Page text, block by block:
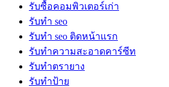
รับซื้อคอมพิวเตอร์เก่า
รับทำ seo
รับทำ seo ติดหน้าแรก
รับทำความสะอาดคาร์ซีท
รับทำตรายาง
รับทำป้าย